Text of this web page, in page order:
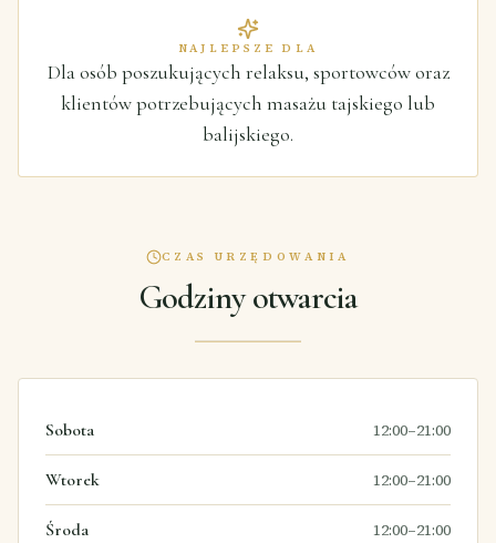
NAJLEPSZE DLA
Dla osób poszukujących relaksu, sportowców oraz
klientów potrzebujących masażu tajskiego lub
balijskiego.
CZAS URZĘDOWANIA
Godziny otwarcia
Sobota 12:00–21:00
Wtorek 12:00–21:00
Środa 12:00–21:00